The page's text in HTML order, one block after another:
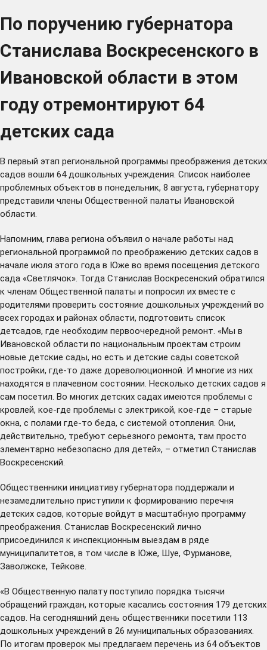
По поручению губернатора
Станислава Воскресенского в
Ивановской области в этом
году отремонтируют 64
детских сада
В первый этап региональной программы преображения детских
садов вошли 64 дошкольных учреждения. Список наиболее
проблемных объектов в понедельник, 8 августа, губернатору
представили члены Общественной палаты Ивановской
области.
Напомним, глава региона объявил о начале работы над
региональной программой по преображению детских садов в
начале июля этого года в Юже во время посещения детского
сада «Светлячок». Тогда Станислав Воскресенский обратился
к членам Общественной палаты и попросил их вместе с
родителями проверить состояние дошкольных учреждений во
всех городах и районах области, подготовить список
детсадов, где необходим первоочередной ремонт. «Мы в
Ивановской области по национальным проектам строим
новые детские сады, но есть и детские сады советской
постройки, где-то даже дореволюционной. И многие из них
находятся в плачевном состоянии. Несколько детских садов я
сам посетил. Во многих детских садах имеются проблемы с
кровлей, кое-где проблемы с электрикой, кое-где – старые
окна, с полами где-то беда, с системой отопления. Они,
действительно, требуют серьезного ремонта, там просто
элементарно небезопасно для детей», – отметил Станислав
Воскресенский.
Общественники инициативу губернатора поддержали и
незамедлительно приступили к формированию перечня
детских садов, которые войдут в масштабную программу
преображения. Станислав Воскресенский лично
присоединился к инспекционным выездам в ряде
муниципалитетов, в том числе в Юже, Шуе, Фурманове,
Заволжске, Тейкове
«В Общественную палату поступило порядка тысячи
обращений граждан, которые касались состояния 179 детских
садов. На сегодняшний день общественники посетили 113
дошкольных учреждений в 26 муниципальных образованиях.
По итогам проверок мы предлагаем перечень из 64 объектов